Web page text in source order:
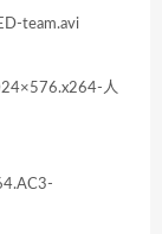
team.avi
人